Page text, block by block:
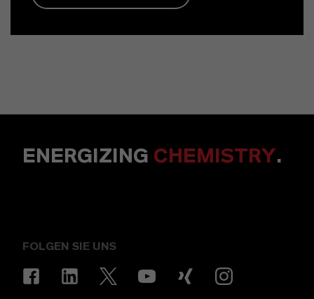
ENERGIZING CHEMISTRY.
FOLGEN SIE UNS